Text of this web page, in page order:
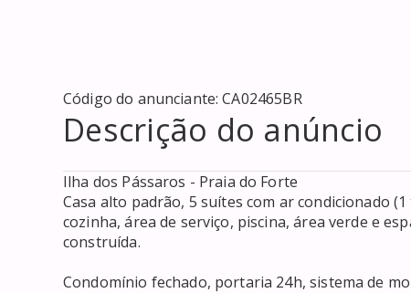
Código do anunciante:CA02465BR
Descrição do anúncio
Ilha dos Pássaros - Praia do Forte
Casa alto padrão, 5 suítes com ar condicionado
cozinha, área de serviço, piscina, área verde e
construída.
Condomínio fechado, portaria 24h, sistema de